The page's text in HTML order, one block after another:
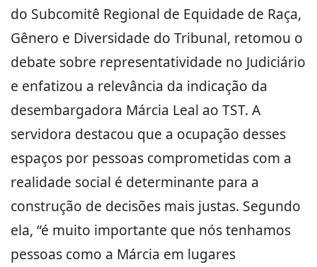
do Subcomitê Regional de Equidade de Raça,
Gênero e Diversidade do Tribunal, retomou o
debate sobre representatividade no Judiciário
e enfatizou a relevância da indicação da
desembargadora Márcia Leal ao TST. A
servidora destacou que a ocupação desses
espaços por pessoas comprometidas com a
realidade social é determinante para a
construção de decisões mais justas. Segundo
ela, “é muito importante que nós tenhamos
pessoas como a Márcia em lugares